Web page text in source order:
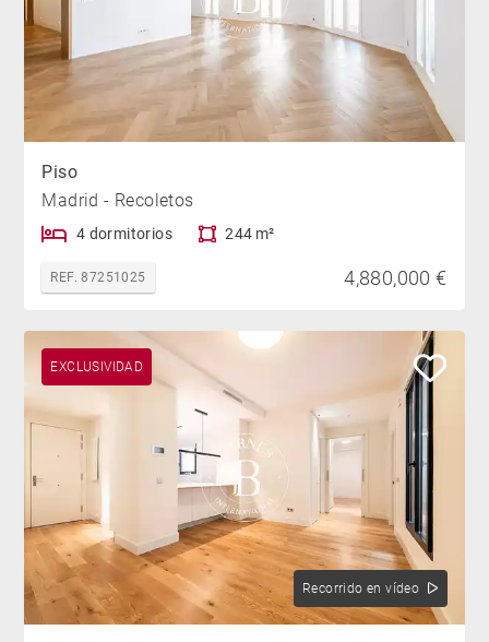
Edificio representativo que cuenta con portero físico,
jardín, ascensor y montacargas.
el piso tiene también un trastero en la planta superior
y plazas de garaje en la calle Serrano a pocos metros
de la finca.
Le invitamos a visitarlo así como a nuestro portal de
selección de las viviendas más exclusivas de la
Piso
Madrid - Recoletos
4 dormitorios 244 m²
REF. 87251025 4,880,000 €
EXCLUSIVIDAD
Recorrido en vídeo